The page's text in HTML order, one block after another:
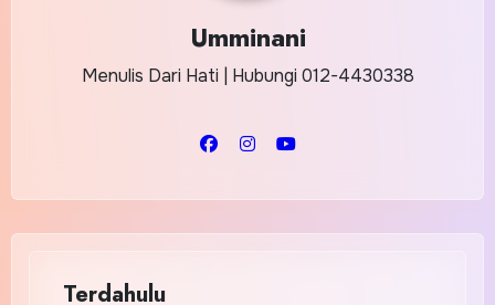
Umminani
Menulis Dari Hati | Hubungi 012-4430338
Terdahulu